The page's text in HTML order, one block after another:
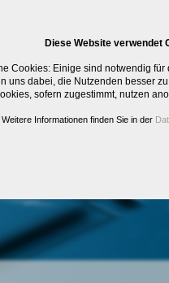
Diese Website verwendet
Cookies: Einige sind notwendig
uns dabei, die Nutzenden besser
sofern zugestimmt, nutzen
Weitere Informationen finden Sie in der